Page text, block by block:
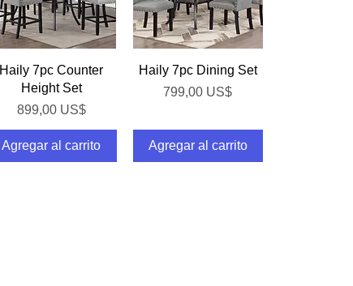
Vista rápida
Haily 7pc Counter
Height Set
Precio
899,00 US$
Agregar al carrito
Vista rápida
Haily 7pc Dining Set
Precio
799,00 US$
Agregar al carrito